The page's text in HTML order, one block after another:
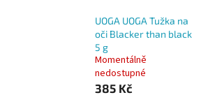
UOGA UOGA Tužka na
oči Blacker than black
5 g
Momentálně
nedostupné
385 Kč